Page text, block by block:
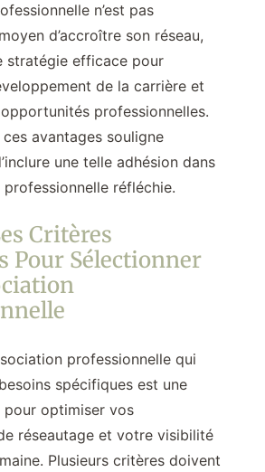
n’est pas
d’accroître son réseau,
stratégie efficace pour
de la carrière et
professionnelles.
ces avantages souligne
une telle adhésion dans
professionnelle réfléchie.
Critères
Pour Sélectionner
professionnelle qui
spécifiques est une
pour optimiser vos
réseautage et votre visibilité
Plusieurs critères doivent